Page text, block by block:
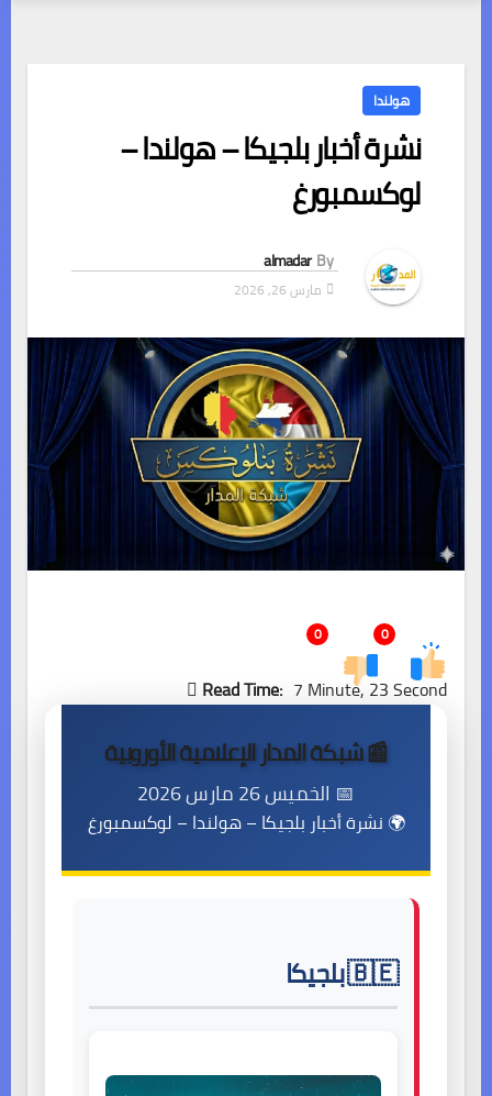
هولندا
نشرة أخبار بلجيكا – هولندا –
لوكسمبورغ
By
almadar
مارس 26, 2026
0
0
Read Time: 7 Minute, 23 Second
📰 شبكة المدار الإعلامية الأوروبية
📅 الخميس 26 مارس 2026
🌍 نشرة أخبار بلجيكا – هولندا – لوكسمبورغ
🇧🇪 بلجيكا